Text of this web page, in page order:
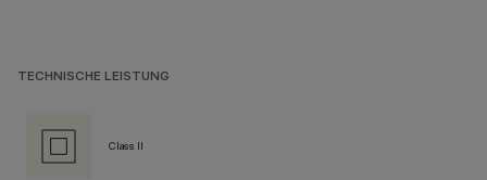
TECHNISCHE LEISTUNG
Class II